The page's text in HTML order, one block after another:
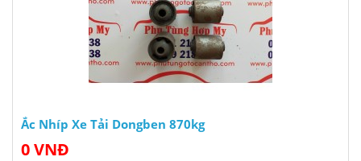
Ắc Nhíp Xe Tải Dongben 870kg
0 VNĐ